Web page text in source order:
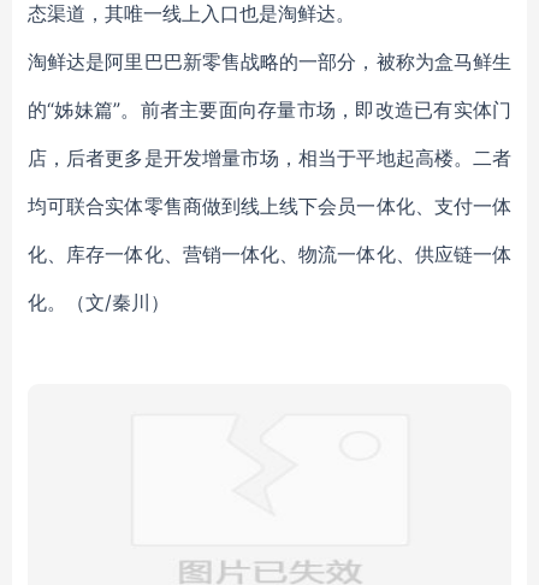
态渠道，其唯一线上入口也是淘鲜达。
淘鲜达是阿里巴巴新零售战略的一部分，被称为盒马鲜生
的“姊妹篇”。前者主要面向存量市场，即改造已有实体门
店，后者更多是开发增量市场，相当于平地起高楼。二者
均可联合实体零售商做到线上线下会员一体化、支付一体
化、库存一体化、营销一体化、物流一体化、供应链一体
化。（文/秦川）